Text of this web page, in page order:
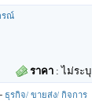
รณ์
ราคา : ไม่ระบุ
- ธุรกิจ/ ขายส่ง/ กิจการ